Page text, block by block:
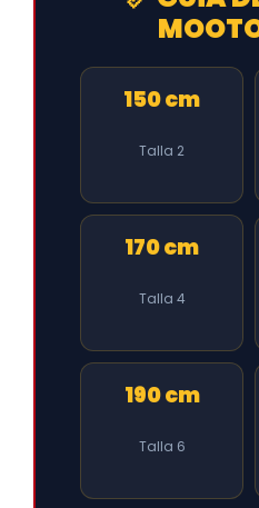
150 cm
Talla 2
170 cm
Talla 4
190 cm
Talla 6